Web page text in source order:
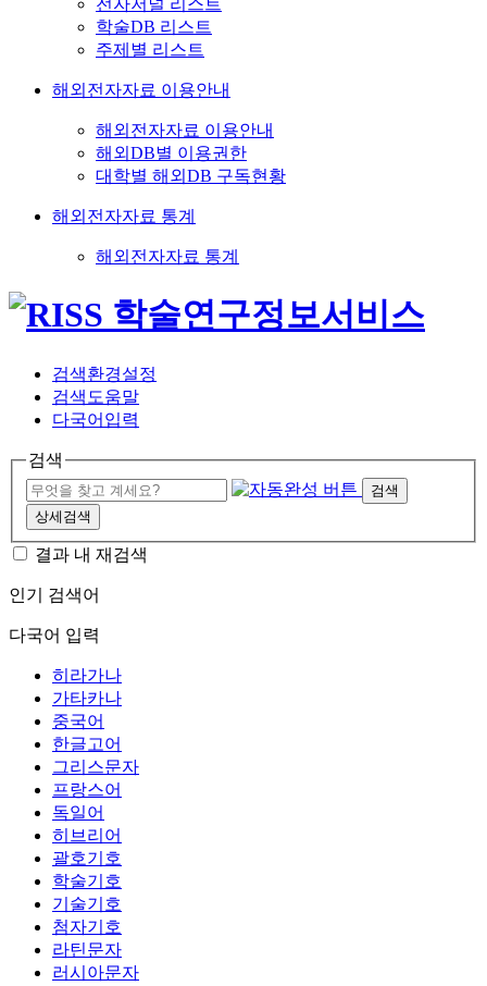
전자저널 리스트
학술DB 리스트
주제별 리스트
해외전자자료 이용안내
해외전자자료 이용안내
해외DB별 이용권한
대학별 해외DB 구독현황
해외전자자료 통계
해외전자자료 통계
검색환경설정
검색도움말
다국어입력
검색
검색
상세검색
결과 내 재검색
인기 검색어
다국어 입력
히라가나
가타카나
중국어
한글고어
그리스문자
프랑스어
독일어
히브리어
괄호기호
학술기호
기술기호
첨자기호
라틴문자
러시아문자